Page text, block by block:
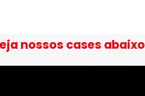
nossos cases abaixo